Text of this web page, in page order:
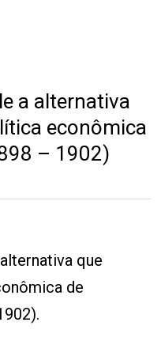
a alternativa
econômica
– 1902)
que
de